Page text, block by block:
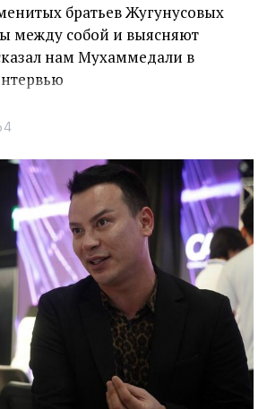
братьев Жугунусовых
между собой и выясняют
нам Мухаммедали в